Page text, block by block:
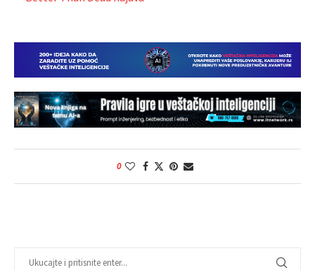
0